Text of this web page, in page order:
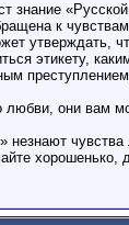
знание
к
утверждать,
этикету,
они вам
незнают
хорошенько,